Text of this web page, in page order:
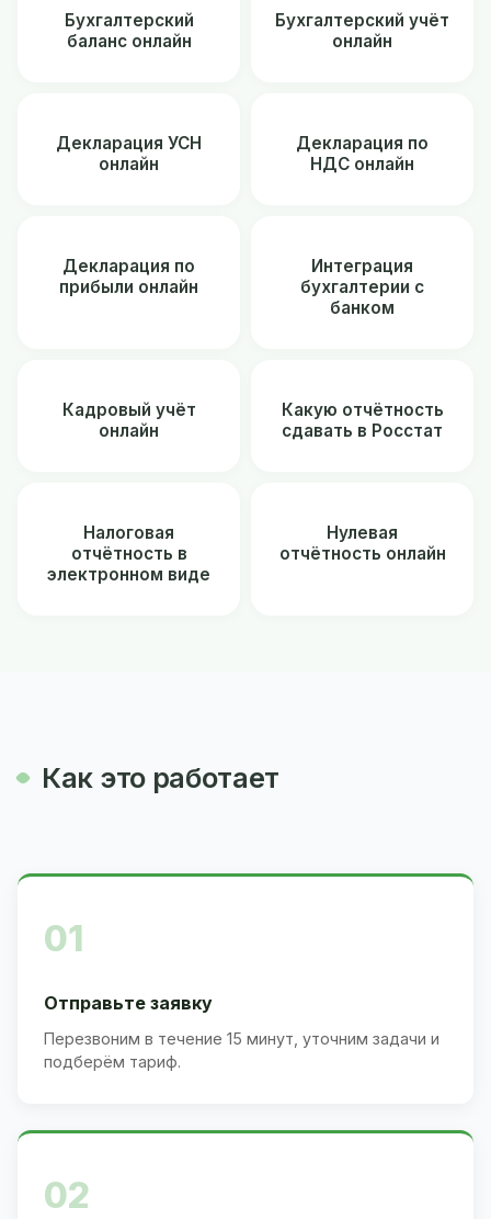
Бухгалтерский
баланс онлайн
Бухгалтерский учёт
онлайн
Декларация УСН
онлайн
Декларация по
НДС онлайн
Декларация по
прибыли онлайн
Интеграция
бухгалтерии с
банком
Кадровый учёт
онлайн
Какую отчётность
сдавать в Росстат
Налоговая
отчётность в
электронном виде
Нулевая
отчётность онлайн
Как это работает
01
Отправьте заявку
Перезвоним в течение 15 минут, уточним задачи и
подберём тариф.
02